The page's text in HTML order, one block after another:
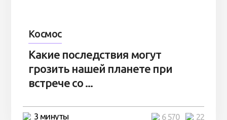
Космос
Какие последствия могут
грозить нашей планете при
встрече со ...
3 минуты 22
6 570